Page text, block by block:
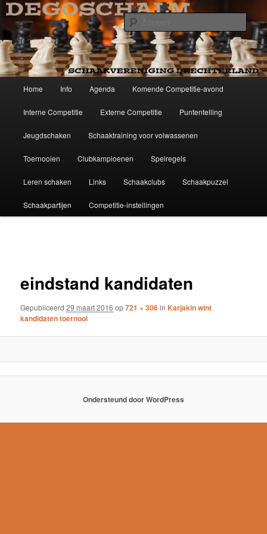
Spring
naar
de
primaire
inhoudDegoschalm
Schaakvereniging Drechterland
Home Info Agenda Komende Competitie-avond
Interne Competitie Externe Competitie Puntentelling
Jeugdschaken Schaaktraining voor volwassenen
Toernooien Clubkampioenen Spelregels
Leren schaken Links Schaakclubs Schaakpuzzel
Schaakpartijen Competitie-instellingen
eindstand kandidaten
Gepubliceerd29 maart 2016 op721 × 306inKarjakin wint
kandidaten toernooi
Ondersteund door WordPress